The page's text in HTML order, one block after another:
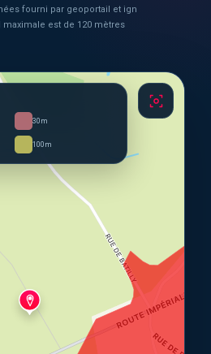
fourni par geoportail et ign
maximale est de 120 mètres
30m
100m